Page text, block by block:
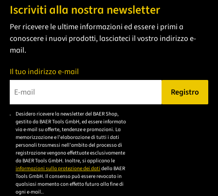
Iscriviti alla nostra newsletter
Per ricevere le ultime informazioni ed essere i primi a
conoscere i nuovi prodotti, lasciateci il vostro indirizzo e-
mail.
Il tuo indirizzo e-mail
Bitte geben Sie eine gültige E-Mail-Adresse ein.
Registro
Desidero ricevere la newsletter del BAER Shop,
gestito da BAER Tools GmbH, ed essere informato
via e-mail su offerte, tendenze e promozioni. La
memorizzazione e l'elaborazione di tutti i dati
personali trasmessi nell'ambito del processo di
registrazione vengono effettuate esclusivamente
da BAER Tools GmbH. Inoltre, si applicano le
informazioni sulla protezione dei dati della BAER
Tools GmbH. Il consenso può essere revocato in
qualsiasi momento con effetto futuro alla fine di
ogni e-mail..